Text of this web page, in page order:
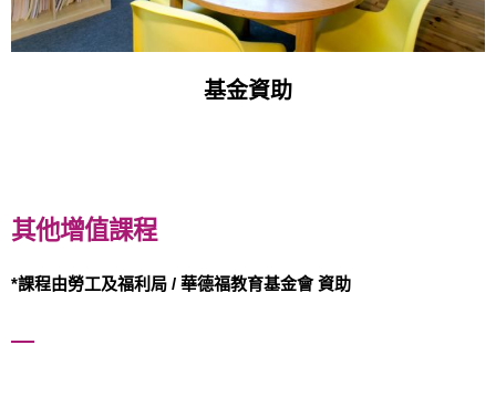
基金資助
其他增值課程
*課程由勞工及福利局 / 華德福教育基金會 資助